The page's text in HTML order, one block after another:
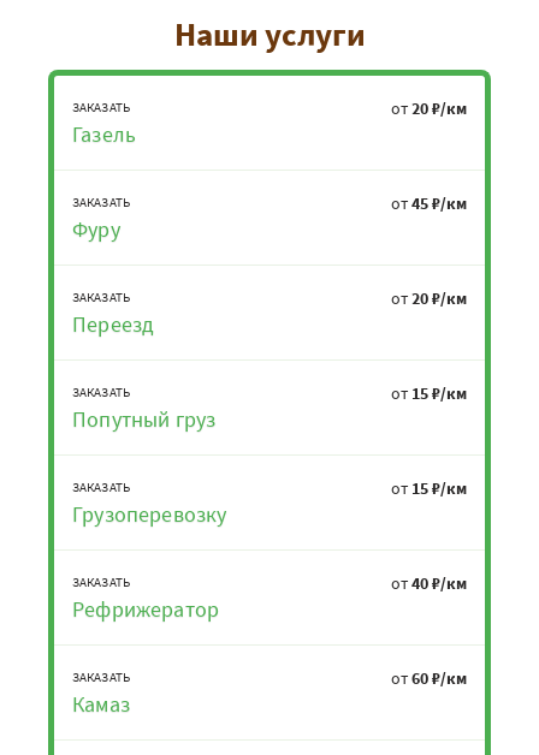
Наши услуги
ЗАКАЗАТЬ
Газель
от20 ₽/км
ЗАКАЗАТЬ
Фуру
от45 ₽/км
ЗАКАЗАТЬ
Переезд
от20 ₽/км
ЗАКАЗАТЬ
Попутный груз
от 15 ₽/км
ЗАКАЗАТЬ
Грузоперевозку
от 15 ₽/км
ЗАКАЗАТЬ
Рефрижератор
от40 ₽/км
ЗАКАЗАТЬ
Камаз
от60 ₽/км